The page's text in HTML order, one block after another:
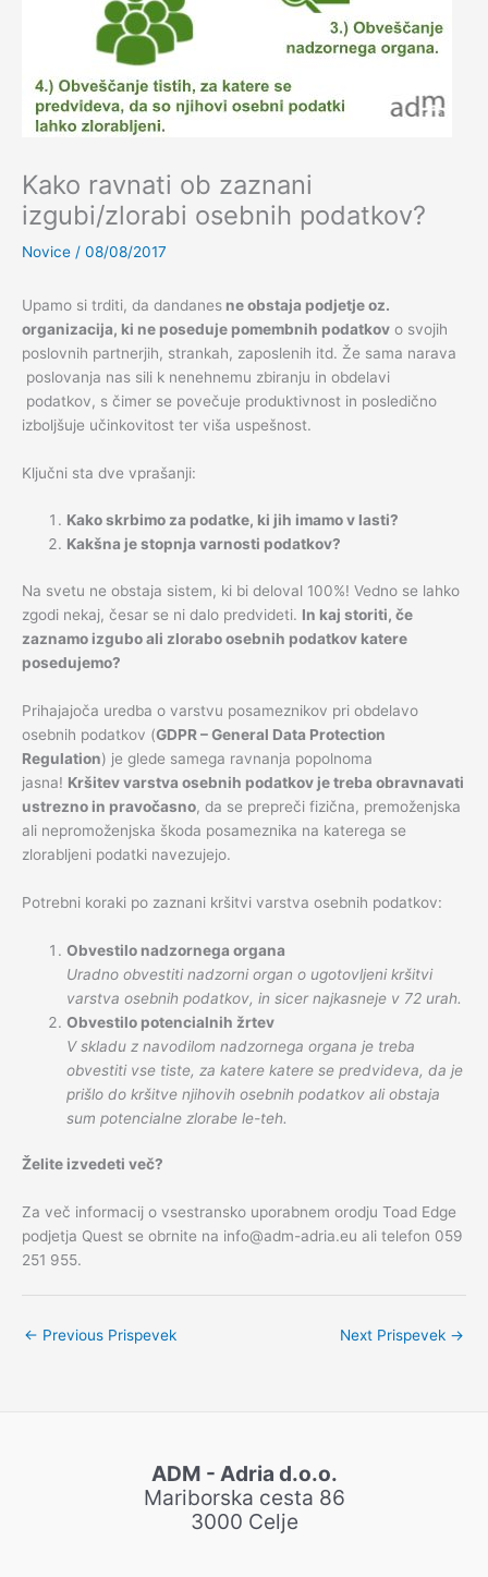
Kako ravnati ob zaznani
izgubi/zlorabi osebnih podatkov?
Novice / 08/08/2017
Upamo si trditi, da dandanes ne obstaja podjetje oz.
organizacija, ki ne poseduje pomembnih podatkov o svojih
poslovnih partnerjih, strankah, zaposlenih itd. Že sama narava
poslovanja nas sili k nenehnemu zbiranju in obdelavi
podatkov, s čimer se povečuje produktivnost in posledično
izboljšuje učinkovitost ter viša uspešnost.
Ključni sta dve vprašanji:
Kako skrbimo za podatke, ki jih imamo v lasti?
Kakšna je stopnja varnosti podatkov?
Na svetu ne obstaja sistem, ki bi deloval 100%! Vedno se lahko
zgodi nekaj, česar se ni dalo predvideti. In kaj storiti, če
zaznamo izgubo ali zlorabo osebnih podatkov katere
posedujemo?
Prihajajoča uredba o varstvu posameznikov pri obdelavo
osebnih podatkov (GDPR – General Data Protection
Regulation) je glede samega ravnanja popolnoma
jasna! Kršitev varstva osebnih podatkov je treba obravnavati
ustrezno in pravočasno, da se prepreči fizična, premoženjska
ali nepromoženjska škoda posameznika na katerega se
zlorabljeni podatki navezujejo.
Potrebni koraki po zaznani kršitvi varstva osebnih podatkov:
Obvestilo nadzornega organa
Uradno obvestiti nadzorni organ o ugotovljeni kršitvi
varstva osebnih podatkov, in sicer najkasneje v 72 urah.
Obvestilo potencialnih žrtev
V skladu z navodilom nadzornega organa je treba
obvestiti vse tiste, za katere katere se predvideva, da je
prišlo do kršitve njihovih osebnih podatkov ali obstaja
sum potencialne zlorabe le-teh.
Želite izvedeti več?
Za več informacij o vsestransko uporabnem orodju Toad Edge
podjetja Quest se obrnite na info@adm-adria.eu ali telefon 059
251 955.
← Previous Prispevek Next Prispevek →
ADM - Adria d.o.o.
Mariborska cesta 86
3000 Celje